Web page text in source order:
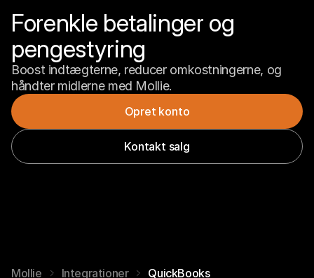
Forenkle betalinger og
pengestyring
Boost indtægterne, reducer omkostningerne, og
håndter midlerne med Mollie.
Opret konto
Kontakt salg
Mollie Integrationer QuickBooks